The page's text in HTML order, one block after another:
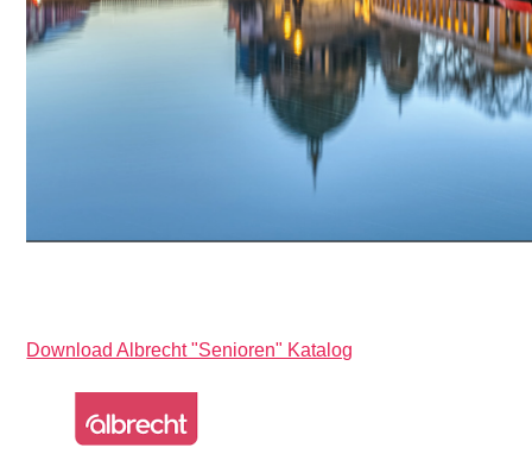
Download Albrecht "Senioren" Katalog